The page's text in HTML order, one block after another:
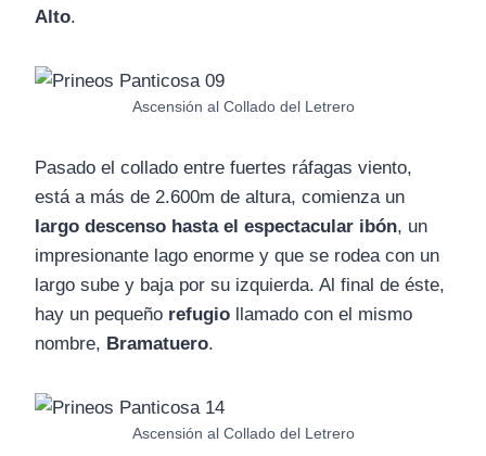
Alto.
Ascensión al Collado del Letrero
Pasado el collado entre fuertes ráfagas viento,
está a más de 2.600m de altura, comienza un
largo descenso hasta el espectacular ibón, un
impresionante lago enorme y que se rodea con un
largo sube y baja por su izquierda. Al final de éste,
hay un pequeño refugio llamado con el mismo
nombre, Bramatuero.
Ascensión al Collado del Letrero